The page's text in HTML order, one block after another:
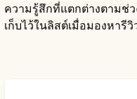
ความรู้สึกที่แตกต่างตามช่ว
เก็บไว้ในลิสต์เมื่อมองหารี